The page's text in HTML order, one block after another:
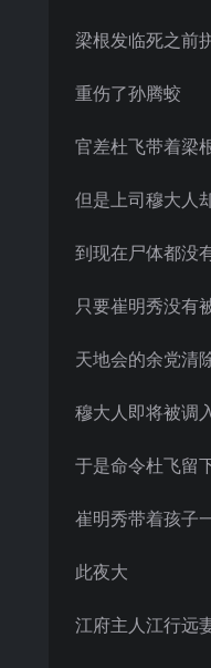
梁根发临死之前
重伤了孙腾蛟
官差杜飞带着梁
但是上司穆大人
到现在尸体都没
只要崔明秀没有
天地会的余党清
穆大人即将被调
于是命令杜飞留
崔明秀带着孩子
此夜大
江府主人江行远